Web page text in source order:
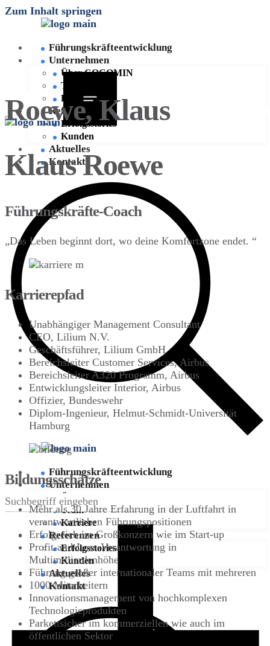
Zum Inhalt springen
Führungskräfte­entwicklung
Unternehmen
Über COCOMIN
Team
Karriere
Referenzen
Erfolgsstories
Kunden
Aktuelles
Kontakt
Führungskräfte­entwicklung
Unternehmen
Über COCOMIN
Team
Karriere
Referenzen
Erfolgsstories
Kunden
Aktuelles
Kontakt
Roewe, Klaus
Klaus Roewe
Führungskräfte-Coach
„Das Leben beginnt dort, wo deine Komfortzone endet. “
Karrierepfad
Unabhängiger Management Consultant
CEO, Lilium N.V.
Geschäftsführer, Lilium GmbH
Bereichsleiter Customer Services, Airbus
Bereichsleiter A320 Programm, Airbus
Entwicklungsleiter Interior, Airbus
Offizier, Bundeswehr
Diplom-Ingenieur, Helmut-Schmidt-Universität
Hamburg
Bildungsschätze
Mehr als 30 Jahre Erfahrung in der Luftfahrt in
verantwortlichen Führungspositionen
Erfolgreich im Großkonzern wie im Start-up
Profit-and-Loss-Verantwortung in
Multimilliardenhöhe
Führung großer internationaler Teams mit mehreren
1000 Mitarbeitern
Innovationsmanagement von hochkomplexen
Technologieprodukten
Parkettsicher im kommerziellen wie auch im
öffentlichen Sektor